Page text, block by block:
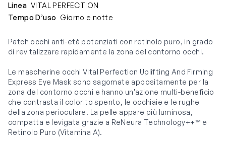
Linea VITAL PERFECTION
Tempo D’uso Giorno e notte
Patch occhi anti-età potenziati con retinolo puro, in grado
di revitalizzare rapidamente la zona del contorno occhi.
Le mascherine occhi Vital Perfection Uplifting And Firming
Express Eye Mask sono sagomate appositamente per la
zona del contorno occhi e hanno un'azione multi-beneficio
che contrasta il colorito spento, le occhiaie e le rughe
della zona perioculare. La pelle appare più luminosa,
compatta e levigata grazie a ReNeura Technology++™ e
Retinolo Puro (Vitamina A).